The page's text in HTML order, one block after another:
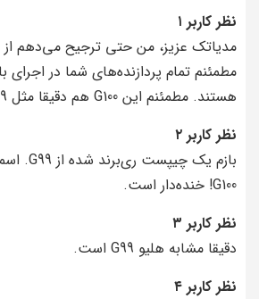
نظر کاربر ۱
مدیاتک عزیز، من حتی ترجیح می‌دهم از
مطمئنم تمام پردازنده‌های شما در
هستند. مطمئنم این G100 هم دقیقا مثل G99 خواهد بود.
نظر کاربر ۲
G100! خنده‌دار است.
نظر کاربر ۳
دقیقا مشابه هلیو G99 است.
نظر کاربر ۴